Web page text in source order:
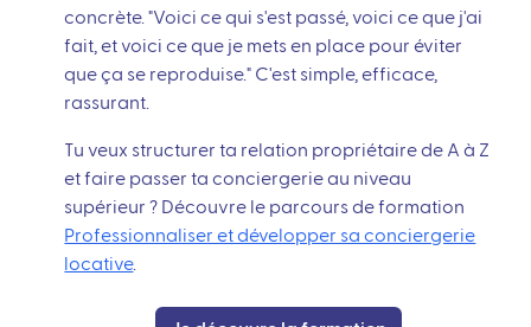
concrète. "Voici ce qui s'est passé, voici ce que j'ai
fait, et voici ce que je mets en place pour éviter
que ça se reproduise." C'est simple, efficace,
rassurant.
Tu veux structurer ta relation propriétaire de A à Z
et faire passer ta conciergerie au niveau
supérieur ? Découvre le parcours de formation
Professionnaliser et développer sa conciergerie
locative.